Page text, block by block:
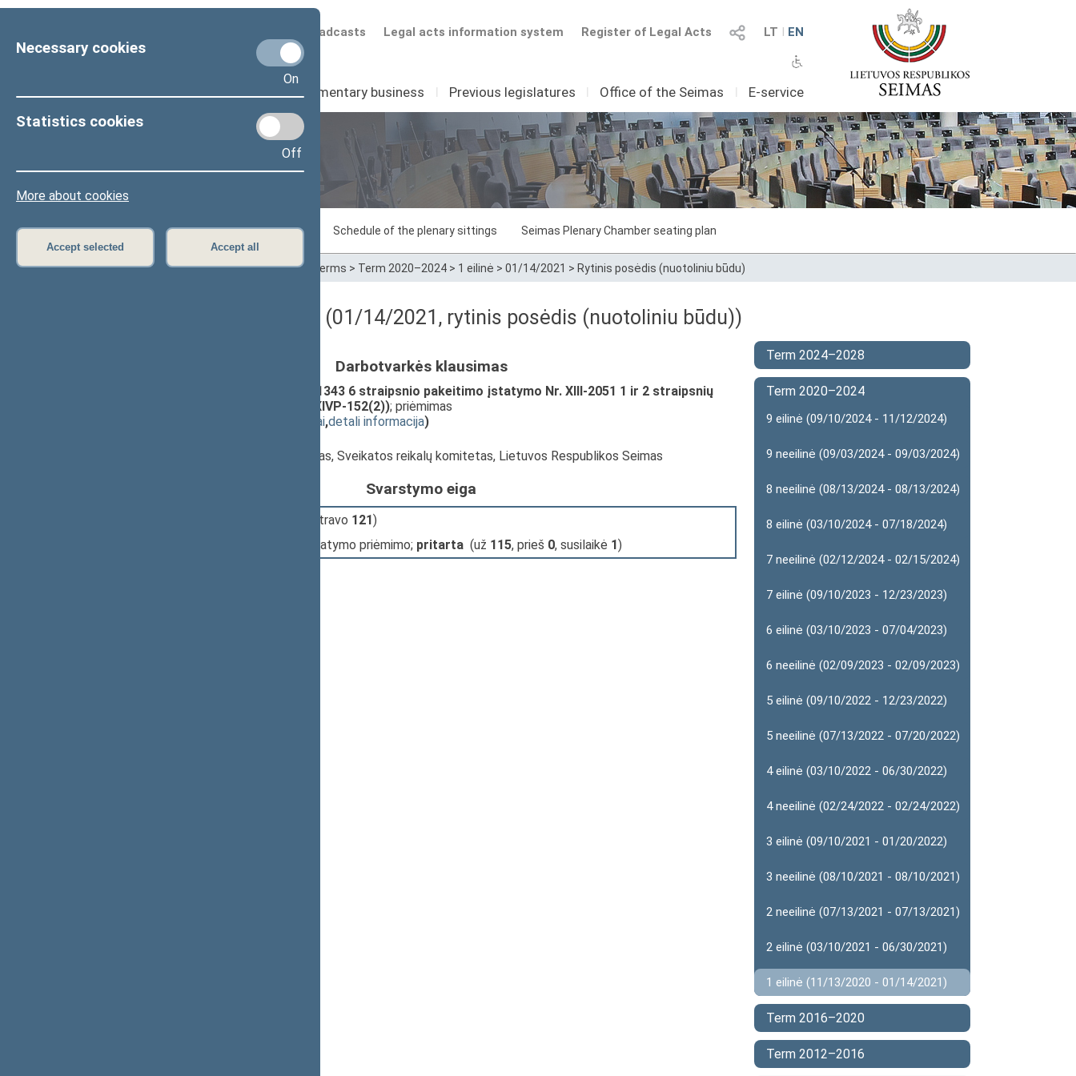
Necessary cookies
On
Statistics cookies
Off
More about cookies
Accept selected Accept all
LT I EN
Register of Legal Acts
Legal acts information system
Scheduled broadcasts
Seimas I Parliamentary business I Previous legislatures I Office of the Seimas I E-service
Sitting in progress Plenary sittings Schedule of the plenary sittings Seimas Plenary Chamber seating plan
Home>Plenary sittings>Parliamentary terms > Term 2020–2024 > 1 eilinė > 01/14/2021 > Rytinis posėdis (nuotoliniu būdu)
Darbotvarkės klausimas (01/14/2021, rytinis posėdis (nuotoliniu būdu))
Darbotvarkės klausimas
Sveikatos draudimo įstatymo Nr. I-1343 6 straipsnio pakeitimo įstatymo Nr. XIII-2051 1 ir 2 straipsnių
pakeitimo įstatymo projektas (Nr. XIVP-152(2)); priėmimas
susiję dokumentai,detali informacija)
, Komiteto pirmininkas, Sveikatos reikalų komitetas, Lietuvos Respublikos Seimas
Svarstymo eiga
(užsiregistravo 121)
dėl šio įstatymo priėmimo; pritarta (už 115, prieš 0, susilaikė 1)
Term 2024–2028
Term 2020–2024
9 eilinė (09/10/2024 - 11/12/2024)
9 neeilinė (09/03/2024 - 09/03/2024)
8 neeilinė (08/13/2024 - 08/13/2024)
8 eilinė (03/10/2024 - 07/18/2024)
7 neeilinė (02/12/2024 - 02/15/2024)
7 eilinė (09/10/2023 - 12/23/2023)
6 eilinė (03/10/2023 - 07/04/2023)
6 neeilinė (02/09/2023 - 02/09/2023)
5 eilinė (09/10/2022 - 12/23/2022)
5 neeilinė (07/13/2022 - 07/20/2022)
4 eilinė (03/10/2022 - 06/30/2022)
4 neeilinė (02/24/2022 - 02/24/2022)
3 eilinė (09/10/2021 - 01/20/2022)
3 neeilinė (08/10/2021 - 08/10/2021)
2 neeilinė (07/13/2021 - 07/13/2021)
2 eilinė (03/10/2021 - 06/30/2021)
1 eilinė (11/13/2020 - 01/14/2021)
Term 2016–2020
Term 2012–2016